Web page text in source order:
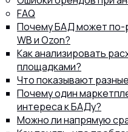
FAQ
Почему БАД может по-
WB и Ozon?
Как анализировать
площадками?
Что показывают
Почему один
интереса к БАДу?
Можно ли напрямую